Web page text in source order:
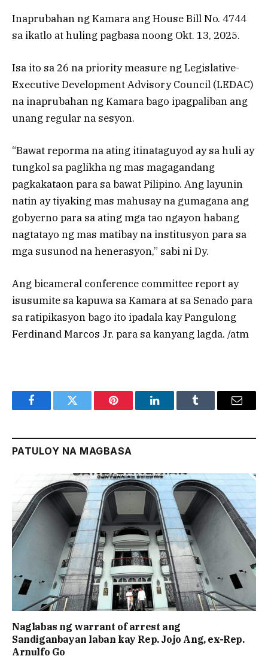
Inaprubahan ng Kamara ang House Bill No. 4744
sa ikatlo at huling pagbasa noong Okt. 13, 2025.
Isa ito sa 26 na priority measure ng Legislative-
Executive Development Advisory Council (LEDAC)
na inaprubahan ng Kamara bago ipagpaliban ang
unang regular na sesyon.
“Bawat reporma na ating itinataguyod ay sa huli ay
tungkol sa paglikha ng mas magagandang
pagkakataon para sa bawat Pilipino. Ang layunin
natin ay tiyaking mas mahusay na gumagana ang
gobyerno para sa ating mga tao ngayon habang
nagtatayo ng mas matibay na institusyon para sa
mga susunod na henerasyon,” sabi ni Dy.
Ang bicameral conference committee report ay
isusumite sa kapuwa sa Kamara at sa Senado para
sa ratipikasyon bago ito ipadala kay Pangulong
Ferdinand Marcos Jr. para sa kanyang lagda. /atm
FacebookTwitter Pinterest LinkedInTumblr Email
PATULOY NA MAGBASA
Naglabas ng warrant of arrest ang
Sandiganbayan laban kay Rep. Jojo Ang, ex-Rep.
Arnulfo Go